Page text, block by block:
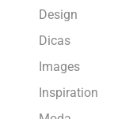
Design
Dicas
Images
Inspiration